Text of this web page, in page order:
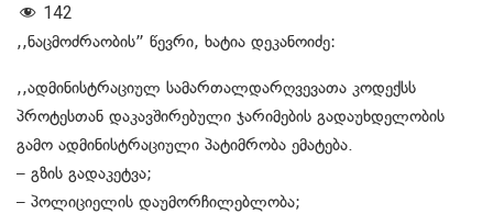
142
,,ნაცმოძრაობის” წევრი, ხატია დეკანოიძე:
,,ადმინისტრაციულ სამართალდარღვევათა კოდექსს
პროტესთან დაკავშირებული ჯარიმების გადაუხდელობის
გამო ადმინისტრაციული პატიმრობა ემატება.
– გზის გადაკეტვა;
– პოლიციელის დაუმორჩილებლობა;